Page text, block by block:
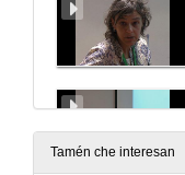
Tamén che interesan